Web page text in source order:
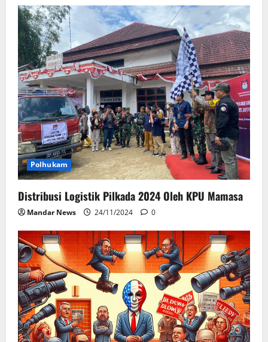
Polhukam
Distribusi Logistik Pilkada 2024 Oleh KPU Mamasa
Mandar News 24/11/2024 0